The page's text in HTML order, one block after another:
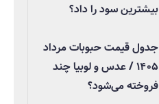
بیشترین سود را داد؟
جدول قیمت حبوبات مرداد
۱۴۰۵ / عدس و لوبیا چند
فروخته می‌شود؟